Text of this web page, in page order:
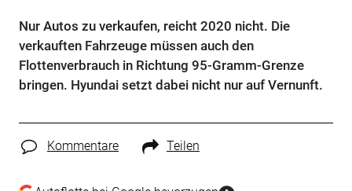
Nur Autos zu verkaufen, reicht 2020 nicht. Die
verkauften Fahrzeuge müssen auch den
Flottenverbrauch in Richtung 95-Gramm-Grenze
bringen. Hyundai setzt dabei nicht nur auf Vernunft.
Kommentare Teilen